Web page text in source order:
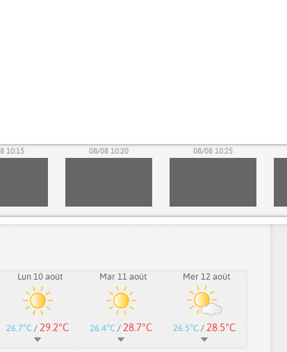
10:15 08/08 10:20 08/08 10:25
Lun 10 août
26.7°C / 29.2°C
Mar 11 août
26.4°C / 28.7°C
Mer 12 août
26.5°C / 28.5°C